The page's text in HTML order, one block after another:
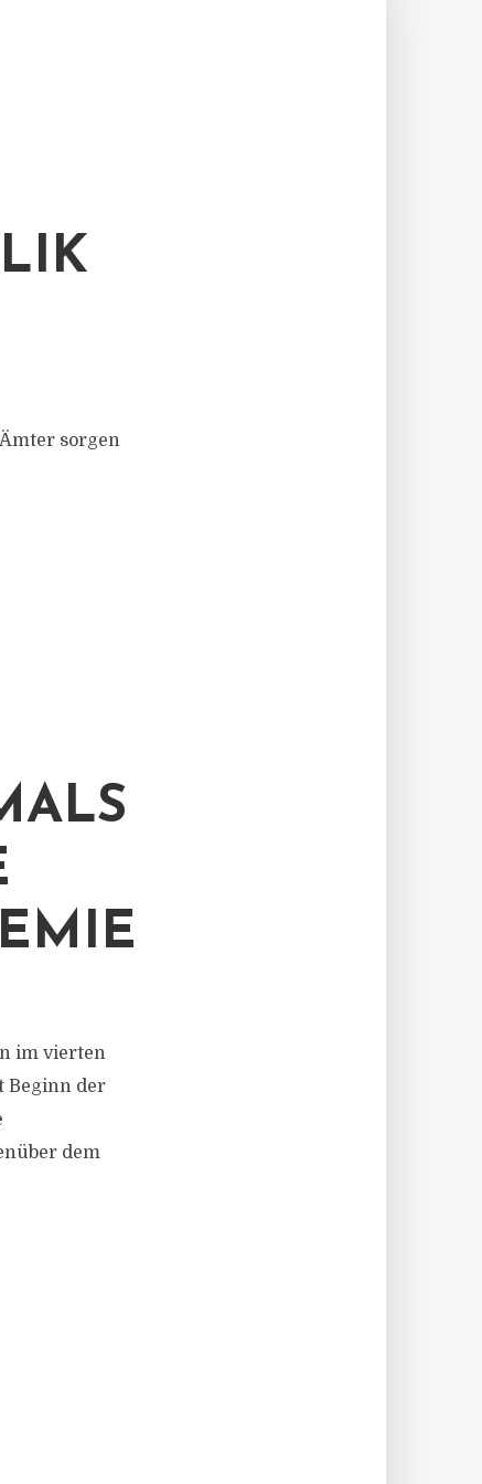
sorgen
im vierten
Beginn der
dem